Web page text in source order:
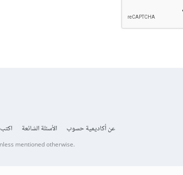
عن أكاديمية حسوب الأسئلة الشائعة
mentioned otherwise.